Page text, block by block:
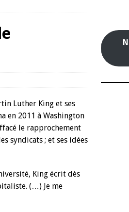
Luther King et ses
en 2011 à Washington
le rapprochement
syndicats ; et ses idées
King écrit dès
(…) Je me